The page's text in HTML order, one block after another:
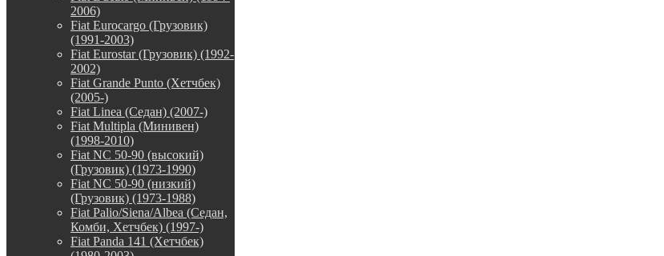
2006)
Fiat Eurocargo (Грузовик)
(1991-2003)
Fiat Eurostar (Грузовик) (1992-
2002)
Fiat Grande Punto (Хетчбек)
(2005-)
Fiat Linea (Седан) (2007-)
Fiat Multipla (Минивен)
(1998-2010)
Fiat NC 50-90 (высокий)
(Грузовик) (1973-1990)
Fiat NC 50-90 (низкий)
(Грузовик) (1973-1988)
Fiat Palio/Siena/Albea (Седан,
Комби, Хетчбек) (1997-)
Fiat Panda 141 (Хетчбек)